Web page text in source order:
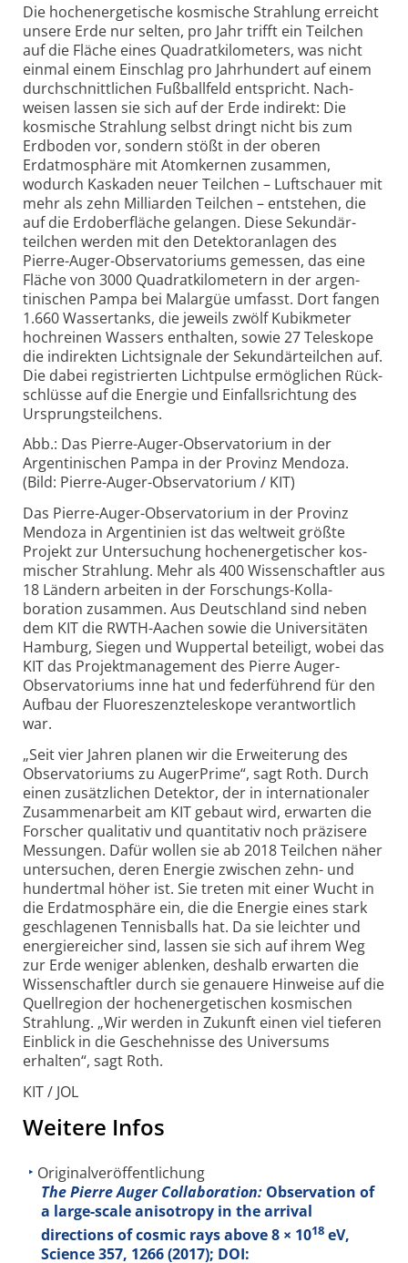
Die hochener­getische kosmische Strahlung erreicht
unsere Erde nur selten, pro Jahr trifft ein Teilchen
auf die Fläche eines Quadrat­kilometers, was nicht
einmal einem Einschlag pro Jahr­hundert auf einem
durch­schnittlichen Fußball­feld entspricht. Nach­
weisen lassen sie sich auf der Erde indirekt: Die
kosmische Strahlung selbst dringt nicht bis zum
Erdboden vor, sondern stößt in der oberen
Erdatmo­sphäre mit Atom­kernen zusammen,
wodurch Kaskaden neuer Teilchen – Luft­schauer mit
mehr als zehn Milliar­den Teilchen – entstehen, die
auf die Erdober­fläche gelangen. Diese Sekundär­
teilchen werden mit den Detektor­anlagen des
Pierre-Auger-Obser­vatoriums gemessen, das eine
Fläche von 3000 Quadrat­kilometern in der argen­
tinischen Pampa bei Malargüe umfasst. Dort fangen
1.660 Wasser­tanks, die jeweils zwölf Kubik­meter
hoch­reinen Wassers enthalten, sowie 27 Teleskope
die indi­rekten Licht­signale der Sekundär­teilchen auf.
Die dabei regis­trierten Licht­pulse ermög­lichen Rück­
schlüsse auf die Energie und Einfalls­richtung des
Ursprungs­teilchens.
Abb.: Das Pierre-Auger-Observatorium in der
Argentinischen Pampa in der Provinz Mendoza.
(Bild: Pierre-Auger-Observatorium / KIT)
Das Pierre-Auger-Obser­vatorium in der Provinz
Mendoza in Argen­tinien ist das weltweit größte
Projekt zur Unter­suchung hochener­getischer kos­
mischer Strahlung. Mehr als 400 Wissen­schaftler aus
18 Ländern arbeiten in der Forschungs-Kolla­
boration zusammen. Aus Deutsch­land sind neben
dem KIT die RWTH-Aachen sowie die Univer­sitäten
Hamburg, Siegen und Wuppertal beteiligt, wobei das
KIT das Projekt­management des Pierre Auger-
Obser­vatoriums inne hat und feder­führend für den
Aufbau der Fluoreszenz­teleskope verant­wortlich
war.
„Seit vier Jahren planen wir die Erwei­terung des
Obser­vatoriums zu AugerPrime“, sagt Roth. Durch
einen zusätz­lichen Detektor, der in inter­nationaler
Zusammen­arbeit am KIT gebaut wird, erwarten die
Forscher qualitativ und quantitativ noch präzisere
Messungen. Dafür wollen sie ab 2018 Teilchen näher
unter­suchen, deren Energie zwischen zehn- und
hundertmal höher ist. Sie treten mit einer Wucht in
die Erdatmo­sphäre ein, die die Energie eines stark
geschla­genen Tennis­balls hat. Da sie leichter und
energie­reicher sind, lassen sie sich auf ihrem Weg
zur Erde weniger ablenken, deshalb erwarten die
Wissen­schaftler durch sie genauere Hinweise auf die
Quell­region der hochener­getischen kos­mischen
Strahlung. „Wir werden in Zukunft einen viel tieferen
Einblick in die Gescheh­nisse des Univ­ersums
erhalten“, sagt Roth.
KIT / JOL
Weitere Infos
Originalveröffentlichung
The Pierre Auger Collaboration: Observation of
a large-scale anisotropy in the arrival
directions of cosmic rays above 8 × 1018 eV,
Science357, 1266 (2017); DOI: